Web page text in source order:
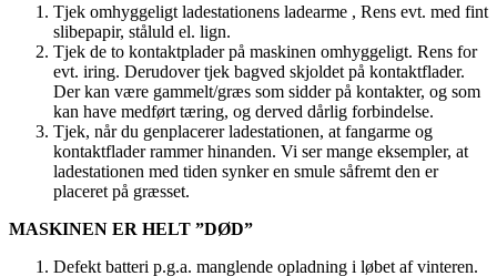
Tjek omhyggeligt ladestationens ladearme , Rens evt. med fint
slibepapir, ståluld el. lign.
Tjek de to kontaktplader på maskinen omhyggeligt. Rens for
evt. iring. Derudover tjek bagved skjoldet på kontaktflader.
Der kan være gammelt/græs som sidder på kontakter, og som
kan have medført tæring, og derved dårlig forbindelse.
Tjek, når du genplacerer ladestationen, at fangarme og
kontaktflader rammer hinanden. Vi ser mange eksempler, at
ladestationen med tiden synker en smule såfremt den er
placeret på græsset.
MASKINEN ER HELT ”DØD”
Defekt batteri p.g.a. manglende opladning i løbet af vinteren.